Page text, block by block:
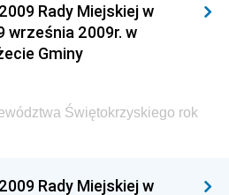
Rolnictwa i
Rodziny, Pracy i Polityki
Cyfryzacji
Rady Miejskiej w
września 2009r. w
Gminy
Świętokrzyskiego rok
Rady Miejskiej w